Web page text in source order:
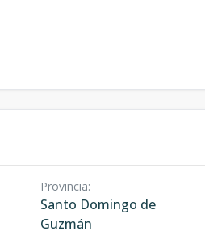
Provincia:
Santo Domingo de
Guzmán